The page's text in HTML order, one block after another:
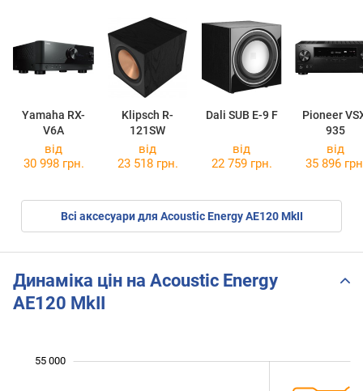
Yamaha RX-
V6A
Klipsch R-
121SW
Dali SUB E-9 F
Pioneer
935
від
30 998 грн.
від
23 518 грн.
від
22 759 грн.
від
35 896
Всі аксесуари для Acoustic Energy AE120 MkII
Динаміка цін на Acoustic Energy
AE120 MkII
55 000